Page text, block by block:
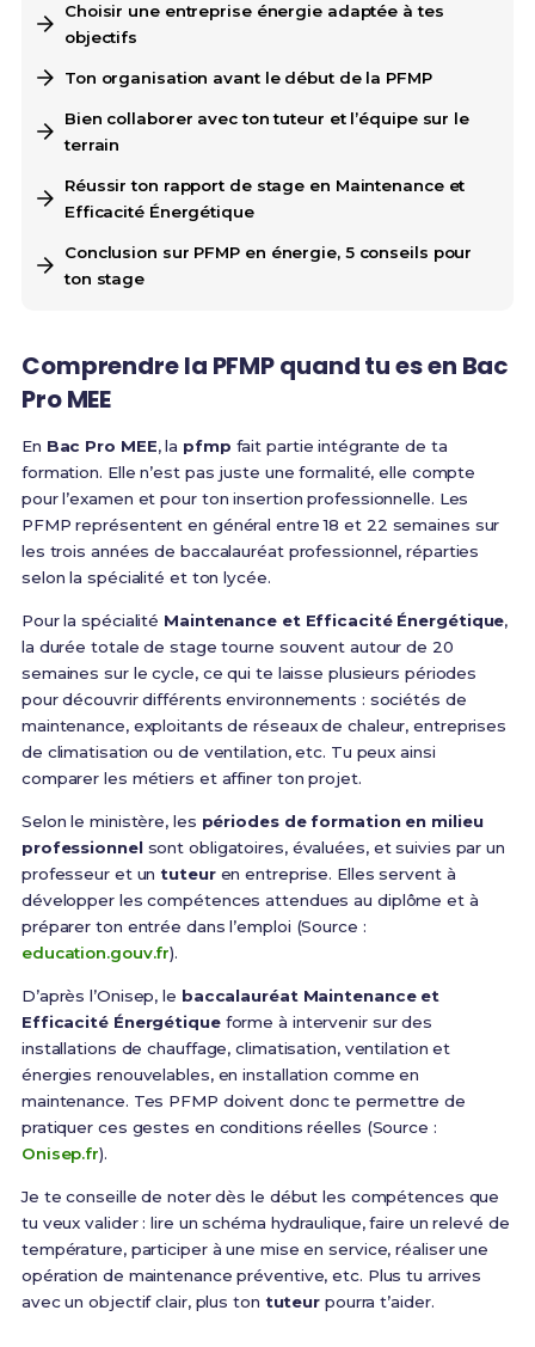
Choisir une entreprise énergie adaptée à tes
objectifs
Ton organisation avant le début de la PFMP
Bien collaborer avec ton tuteur et l’équipe sur le
terrain
Réussir ton rapport de stage en Maintenance et
Efficacité Énergétique
Conclusion sur PFMP en énergie, 5 conseils pour
ton stage
Comprendre la PFMP quand tu es en Bac
Pro MEE
En Bac Pro MEE, la pfmp fait partie intégrante de ta
formation. Elle n’est pas juste une formalité, elle compte
pour l’examen et pour ton insertion professionnelle. Les
PFMP représentent en général entre 18 et 22 semaines sur
les trois années de baccalauréat professionnel, réparties
selon la spécialité et ton lycée.
Pour la spécialité Maintenance et Efficacité Énergétique,
la durée totale de stage tourne souvent autour de 20
semaines sur le cycle, ce qui te laisse plusieurs périodes
pour découvrir différents environnements : sociétés de
maintenance, exploitants de réseaux de chaleur, entreprises
de climatisation ou de ventilation, etc. Tu peux ainsi
comparer les métiers et affiner ton projet.
Selon le ministère, les périodes de formation en milieu
professionnelsont obligatoires, évaluées, et suivies par un
professeur et untuteuren entreprise. Elles servent à
développer les compétences attendues au diplôme et à
préparer ton entrée dans l’emploi (Source :
education.gouv.fr).
D’après l’Onisep, le baccalauréat Maintenance et
Efficacité Énergétiqueforme à intervenir sur des
installations de chauffage, climatisation, ventilation et
énergies renouvelables, en installation comme en
maintenance. Tes PFMP doivent donc te permettre de
pratiquer ces gestes en conditions réelles (Source :
Onisep.fr).
Je te conseille de noter dès le début les compétences que
tu veux valider : lire un schéma hydraulique, faire un relevé de
température, participer à une mise en service, réaliser une
opération de maintenance préventive, etc. Plus tu arrives
avec un objectif clair, plus ton tuteur pourra t’aider.